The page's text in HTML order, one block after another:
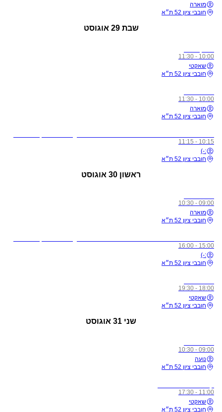
מוארה
חובבי ציון 52 ת״א
שבת 29 אוגוסט
10:00 - 11:30
שאקטי
חובבי ציון 52 ת״א
10:00 - 11:30
מוארה
חובבי ציון 52 ת״א
10:15 - 11:15
:-)
חובבי ציון 52 ת״א
ראשון 30 אוגוסט
09:00 - 10:30
מוארה
חובבי ציון 52 ת״א
15:00 - 16:00
:-)
חובבי ציון 52 ת״א
18:00 - 19:30
שאקטי
חובבי ציון 52 ת״א
שני 31 אוגוסט
09:00 - 10:30
נועה
חובבי ציון 52 ת״א
11:00 - 17:30
שאקטי
חובבי ציון 52 ת״א